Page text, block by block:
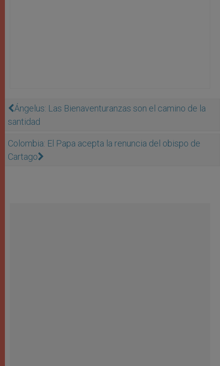
Ángelus: Las Bienaventuranzas son el camino de la
santidad
Colombia: El Papa acepta la renuncia del obispo de
Cartago